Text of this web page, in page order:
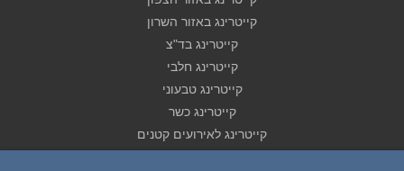
קייטרינג באזור השרון
קייטרינג בד"צ
קייטרינג חלבי
קייטרינג טבעוני
קייטרינג כשר
קייטרינג לאירועים קטנים